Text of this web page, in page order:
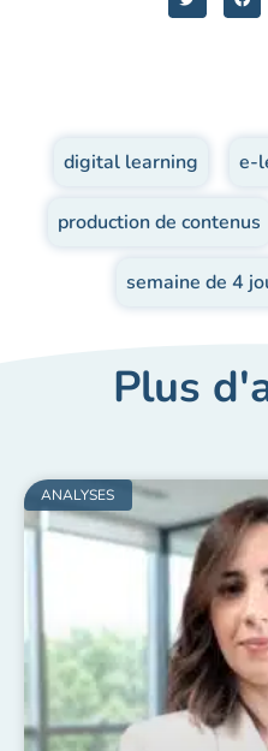
digital learning e-
production de contenus
semaine de 4
Plus
ANALYSES